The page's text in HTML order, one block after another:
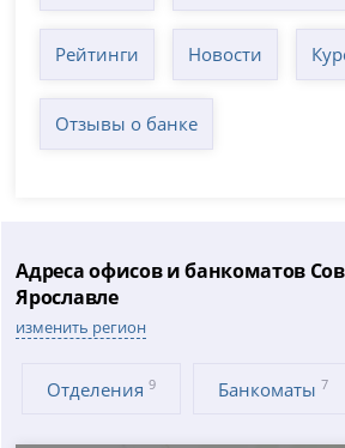
Рейтинги Новости
Отзывы о банке
Адреса офисов и банкоматов
Ярославле
изменить регион
Отделения9 Банкоматы 7